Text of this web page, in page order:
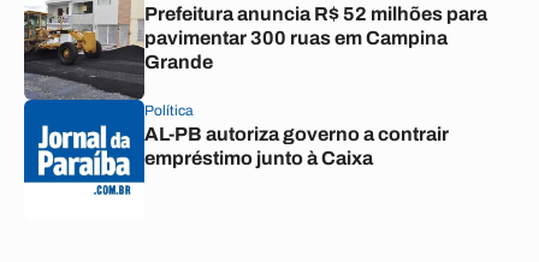
Prefeitura anuncia R$ 52 milhões para
pavimentar 300 ruas em Campina
Grande
Política
AL-PB autoriza governo a contrair
empréstimo junto à Caixa